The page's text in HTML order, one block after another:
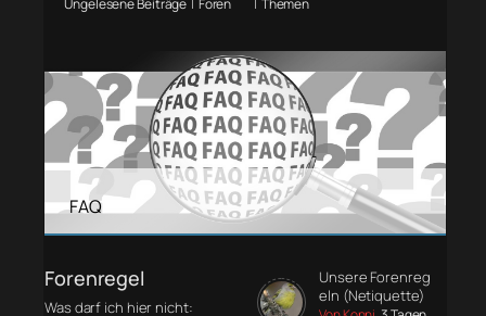
FAQ
Forenregel
Was darf ich hier nicht:
Unsere Forenreg
eln (Netiquette)